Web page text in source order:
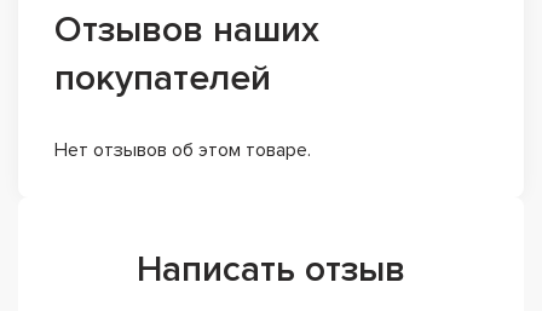
Отзывов наших
покупателей
Нет отзывов об этом товаре.
Написать отзыв